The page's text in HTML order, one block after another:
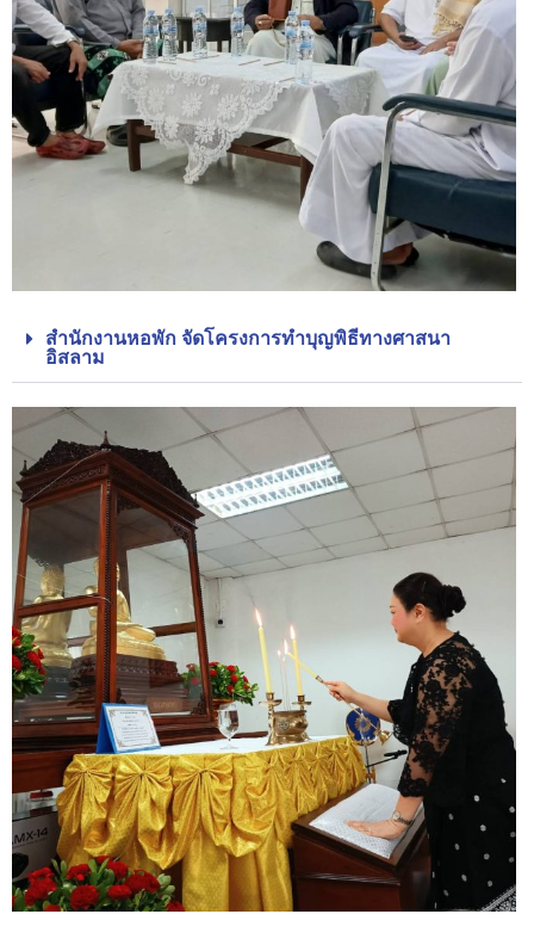
สำนักงานหอพัก จัดโครงการทำบุญพิธีทางศาสนา
อิสลาม